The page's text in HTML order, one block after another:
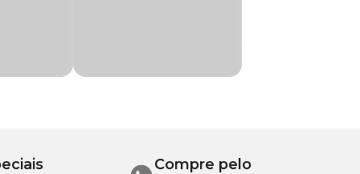
Compre pelo